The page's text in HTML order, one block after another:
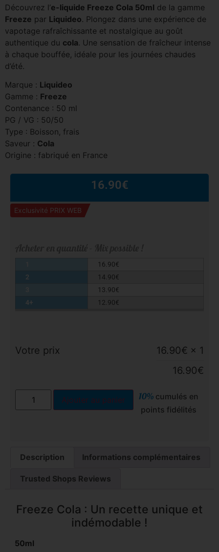
Découvrez l’e-liquide Freeze Cola 50ml de la gamme
Freeze par Liquideo. Plongez dans une expérience de
vapotage rafraîchissante et nostalgique au goût
authentique du cola. Une sensation de fraîcheur intense
à chaque bouffée, idéale pour les journées chaudes
d’été.
Marque : Liquideo
Gamme : Freeze
Contenance : 50 ml
PG / VG : 50/50
Type : Boisson, frais
Saveur : Cola
Origine : fabriqué en France
16.90€
Exclusivité PRIX WEB
16.90€
2
14.90€
13.90€
4+
12.90€
Votre prix 16.90€ × 1
16.90€
Ajouter au panier 10% cumulés en
points fidélités
Description Informations complémentaires
Trusted Shops Reviews
Freeze Cola : Un recette unique et
indémodable !
50ml